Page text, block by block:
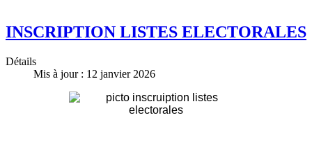
INSCRIPTION LISTES ELECTORALES
Détails
Mis à jour : 12 janvier 2026